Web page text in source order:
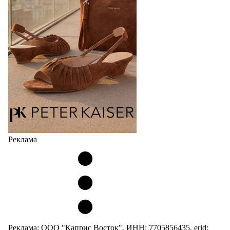
сникерины (гибридный вариант балеток и
кроссовок обтекаемой формы и с тонкой подошвой).
Но в модели Miu Miu Bubble присутствует еще и…
05.08.2026 3138
Реклама
Реклама: ООО "Каприс Восток", ИНН: 7705856435, erid: